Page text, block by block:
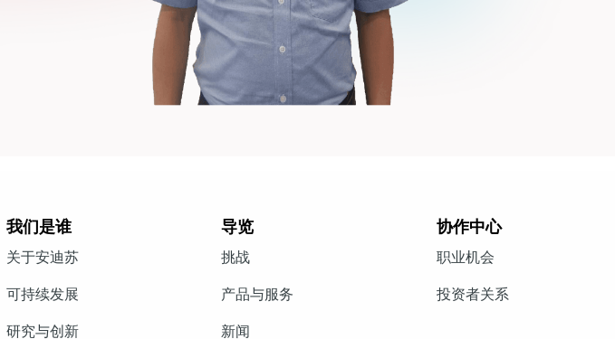
我们是谁
关于安迪苏
可持续发展
研究与创新
导览
挑战
产品与服务
新闻
协作中心
职业机会
投资者关系